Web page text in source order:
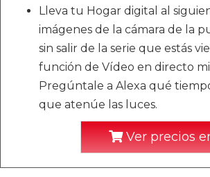
Lleva tu Hogar digital al
imágenes de la cámara de la
sin salir de la serie que estás
función de Vídeo en directo
Pregúntale a Alexa qué
que atenúe las luces.
Ver precios